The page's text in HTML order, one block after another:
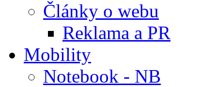
Články o webu
Reklama a PR
Mobility
Notebook - NB